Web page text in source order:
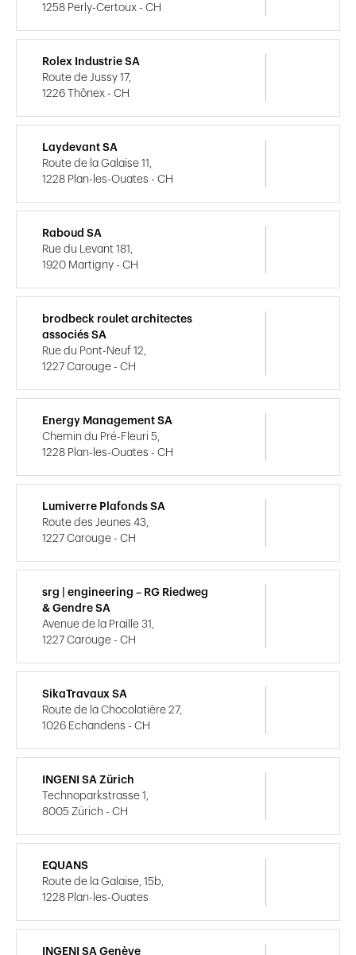
1258 Perly-Certoux - CH
Rolex Industrie SA
Route de Jussy 17,
1226 Thônex - CH
Laydevant SA
Route de la Galaise 11,
1228 Plan-les-Ouates - CH
Raboud SA
Rue du Levant 181,
1920 Martigny - CH
brodbeck roulet architectes
associés SA
Rue du Pont-Neuf 12,
1227 Carouge - CH
Energy Management SA
Chemin du Pré-Fleuri 5,
1228 Plan-les-Ouates - CH
Lumiverre Plafonds SA
Route des Jeunes 43,
1227 Carouge - CH
srg | engineering – RG Riedweg
& Gendre SA
Avenue de la Praille 31,
1227 Carouge - CH
SikaTravaux SA
Route de la Chocolatière 27,
1026 Echandens - CH
INGENI SA Zürich
Technoparkstrasse 1,
8005 Zürich - CH
EQUANS
Route de la Galaise, 15b,
1228 Plan-les-Ouates
INGENI SA Genève